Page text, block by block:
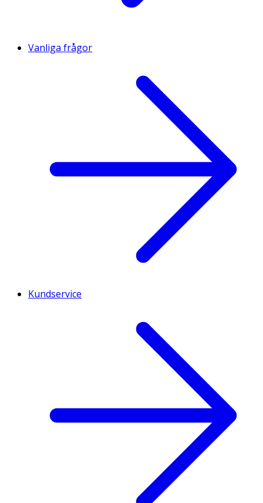
Vanliga frågor
Kundservice